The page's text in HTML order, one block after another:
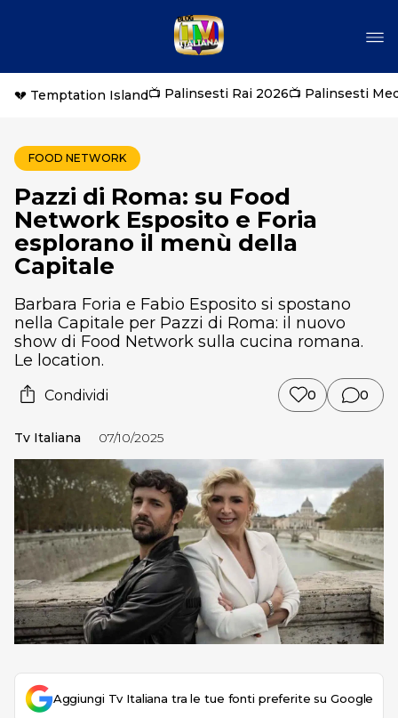
💔 Temptation Island📺 Palinsesti Rai 2026📺 Palinsesti
FOOD NETWORK
Pazzi di Roma: su Food
Network Esposito e Foria
esplorano il menù della
Capitale
Barbara Foria e Fabio Esposito si spostano
nella Capitale per Pazzi di Roma: il nuovo
show di Food Network sulla cucina romana.
Le location.
Condividi 0 0
Tv Italiana 07/10/2025
Aggiungi Tv Italiana tra le tue fonti preferite su Google